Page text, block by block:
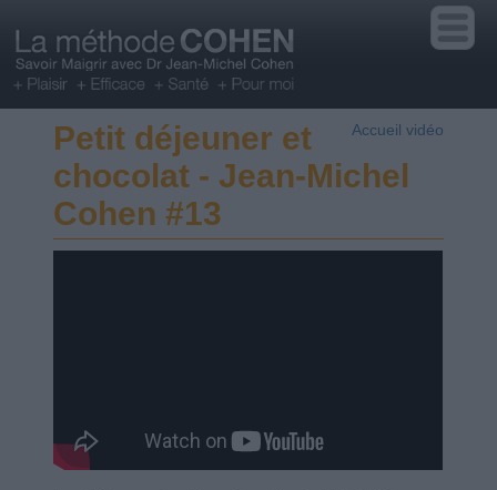
Accueil vidéo
Petit déjeuner et
chocolat - Jean-Michel
Cohen #13